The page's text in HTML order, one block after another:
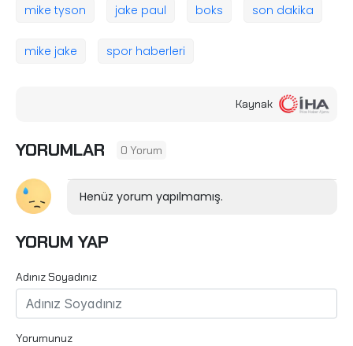
mike tyson jake paul boks son dakika
mike jake spor haberleri
Kaynak
YORUMLAR 0 Yorum
Henüz yorum yapılmamış.
YORUM YAP
Adınız Soyadınız
Yorumunuz